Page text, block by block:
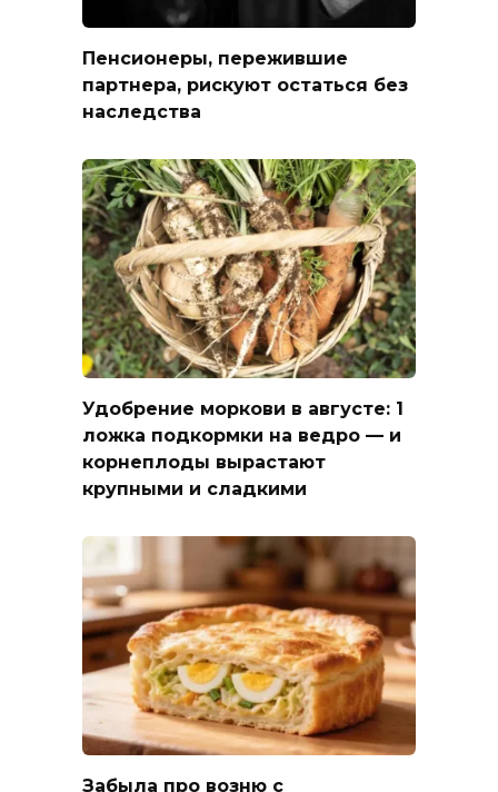
Пенсионеры, пережившие
партнера, рискуют остаться без
наследства
Удобрение моркови в августе: 1
ложка подкормки на ведро — и
корнеплоды вырастают
крупными и сладкими
Забыла про возню с